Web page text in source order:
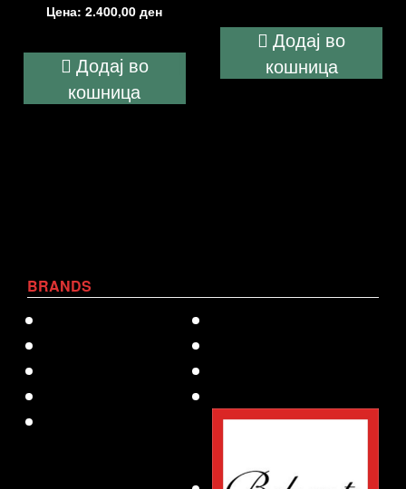
Цена:2.400,00ден
Додај во
кошница
Додај во
кошница
BRANDS